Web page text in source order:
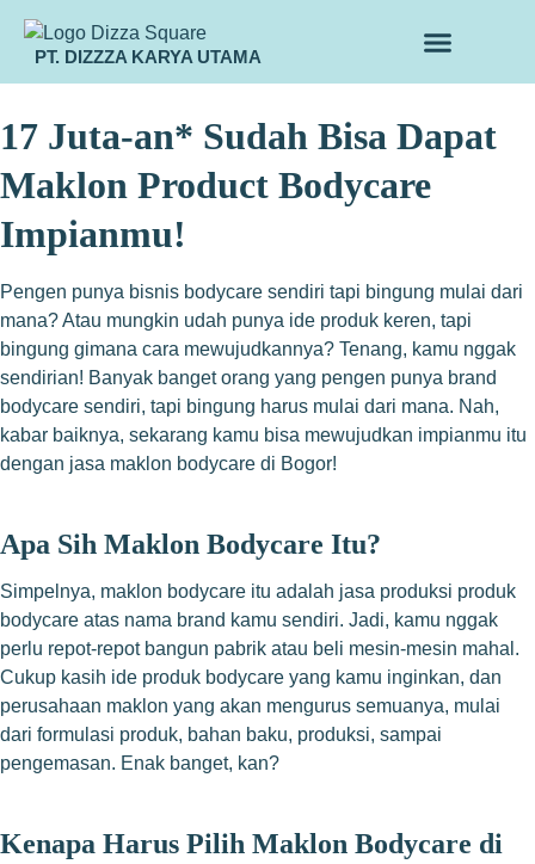
PT. DIZZZA KARYA UTAMA
17 Juta-an* Sudah Bisa Dapat
Maklon Product Bodycare
Impianmu!
Pengen punya bisnis bodycare sendiri tapi bingung mulai dari
mana? Atau mungkin udah punya ide produk keren, tapi
bingung gimana cara mewujudkannya? Tenang, kamu nggak
sendirian! Banyak banget orang yang pengen punya brand
bodycare sendiri, tapi bingung harus mulai dari mana. Nah,
kabar baiknya, sekarang kamu bisa mewujudkan impianmu itu
dengan jasa maklon bodycare di Bogor!
Apa Sih Maklon Bodycare Itu?
Simpelnya, maklon bodycare itu adalah jasa produksi produk
bodycare atas nama brand kamu sendiri. Jadi, kamu nggak
perlu repot-repot bangun pabrik atau beli mesin-mesin mahal.
Cukup kasih ide produk bodycare yang kamu inginkan, dan
perusahaan maklon yang akan mengurus semuanya, mulai
dari formulasi produk, bahan baku, produksi, sampai
pengemasan. Enak banget, kan?
Kenapa Harus Pilih Maklon Bodycare di